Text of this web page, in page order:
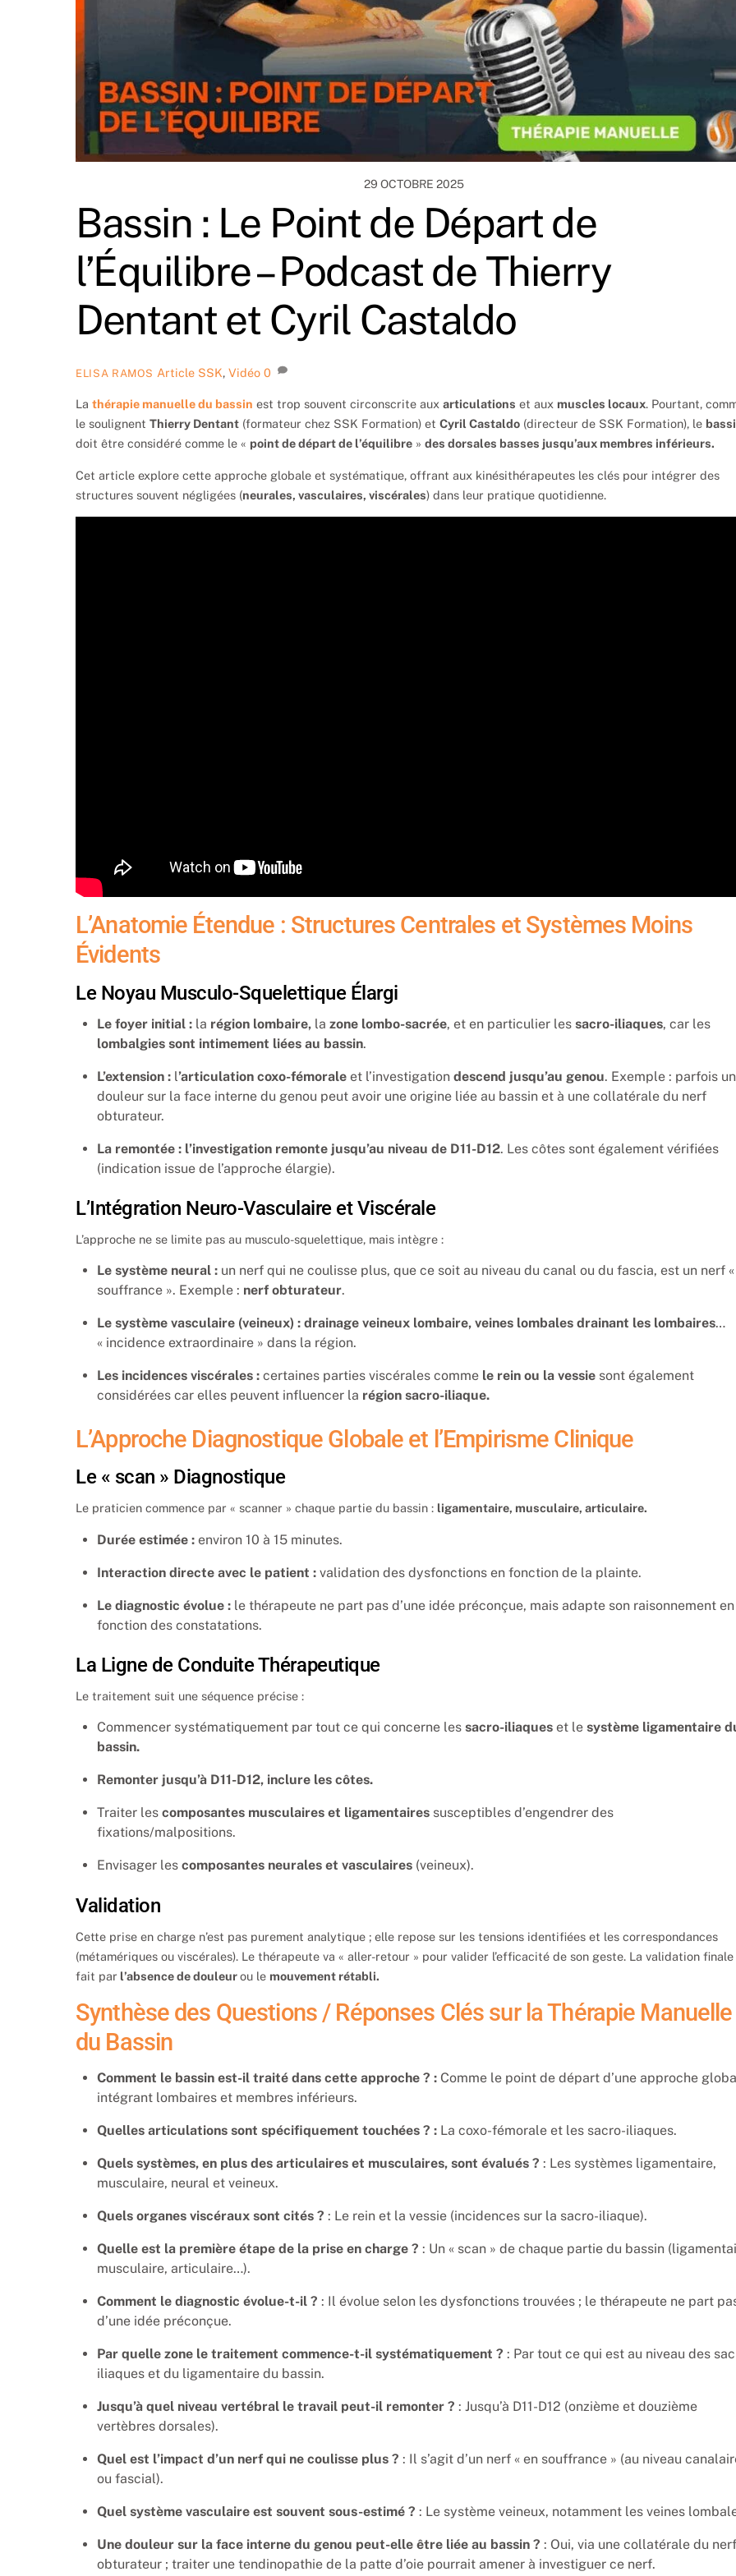
29 OCTOBRE 2025
Bassin : Le Point de Départ de
l’Équilibre – Podcast de Thierry
Dentant et Cyril Castaldo
ELISA RAMOS Article SSK,Vidéo 0
La thérapie manuelle du bassin est trop souvent circonscrite aux articulations et aux muscles locaux. Pourtant,
le soulignent Thierry Dentant (formateur chez SSK Formation) et Cyril Castaldo (directeur de SSK Formation), le
doit être considéré comme le « point de départ de l’équilibre » des dorsales basses jusqu’aux membres inférieurs.
Cet article explore cette approche globale et systématique, offrant aux kinésithérapeutes les clés pour intégrer des
structures souvent négligées (neurales, vasculaires, viscérales) dans leur pratique quotidienne.
L’Anatomie Étendue : Structures Centrales et Systèmes Moins
Évidents
Le Noyau Musculo-Squelettique Élargi
Le foyer initial :la région lombaire,la zone lombo-sacrée, et en particulier les sacro-iliaques, car les
lombalgies sont intimement liées au bassin.
L’extension :l’articulation coxo-fémoraleet l’investigation descend jusqu’au genou. Exemple : parfois
douleur sur la face interne du genou peut avoir une origine liée au bassin et à une collatérale du nerf
obturateur.
La remontée : l’investigation remonte jusqu’au niveau de D11-D12. Les côtes sont également vérifiées
(indication issue de l’approche élargie).
L’Intégration Neuro-Vasculaire et Viscérale
L’approche ne se limite pas au musculo-squelettique, mais intègre :
Le système neural :un nerf qui ne coulisse plus, que ce soit au niveau du canal ou du fascia, est un nerf «
souffrance ». Exemple : nerf obturateur.
Le système vasculaire (veineux) : drainage veineux lombaire, veines lombales drainant les lombaires…
« incidence extraordinaire » dans la région.
Les incidences viscérales :certaines parties viscérales comme le rein ou la vessiesont également
considérées car elles peuvent influencer la région sacro-iliaque.
L’Approche Diagnostique Globale et l’Empirisme Clinique
Le « scan » Diagnostique
Le praticien commence par « scanner » chaque partie du bassin : ligamentaire, musculaire, articulaire.
Durée estimée : environ 10 à 15 minutes.
Interaction directe avec le patient : validation des dysfonctions en fonction de la plainte.
Le diagnostic évolue : le thérapeute ne part pas d’une idée préconçue, mais adapte son raisonnement en
fonction des constatations.
La Ligne de Conduite Thérapeutique
Le traitement suit une séquence précise :
Commencer systématiquement par tout ce qui concerne les sacro-iliaques et le système ligamentaire
bassin.
Remonter jusqu’à D11-D12, inclure les côtes.
Traiter les composantes musculaires et ligamentaires susceptibles d’engendrer des
fixations/malpositions.
Envisager les composantes neurales et vasculaires (veineux).
Validation
Cette prise en charge n’est pas purement analytique ; elle repose sur les tensions identifiées et les correspondances
(métamériques ou viscérales). Le thérapeute va « aller-retour » pour valider l’efficacité de son geste. La validation finale
fait par l’absence de douleurou le mouvement rétabli.
Synthèse des Questions / Réponses Clés sur la Thérapie Manuelle
du Bassin
Comment le bassin est-il traité dans cette approche ? : Comme le point de départ d’une approche
intégrant lombaires et membres inférieurs.
Quelles articulations sont spécifiquement touchées ? :La coxo-fémorale et les sacro-iliaques.
Quels systèmes, en plus des articulaires et musculaires, sont évalués ? : Les systèmes ligamentaire,
musculaire, neural et veineux.
Quels organes viscéraux sont cités ? : Le rein et la vessie (incidences sur la sacro-iliaque).
Quelle est la première étape de la prise en charge ? : Un « scan » de chaque partie du bassin
musculaire, articulaire…).
Comment le diagnostic évolue-t-il ? : Il évolue selon les dysfonctions trouvées ; le thérapeute ne part
d’une idée préconçue.
Par quelle zone le traitement commence-t-il systématiquement ? : Par tout ce qui est au niveau des
iliaques et du ligamentaire du bassin.
Jusqu’à quel niveau vertébral le travail peut-il remonter ? : Jusqu’à D11-D12 (onzième et douzième
vertèbres dorsales).
Quel est l’impact d’un nerf qui ne coulisse plus ? : Il s’agit d’un nerf « en souffrance » (au niveau
ou fascial).
Quel système vasculaire est souvent sous-estimé ? : Le système veineux, notamment les veines
Une douleur sur la face interne du genou peut-elle être liée au bassin ? : Oui, via une collatérale du nerf
obturateur ; traiter une tendinopathie de la patte d’oie pourrait amener à investiguer ce nerf.